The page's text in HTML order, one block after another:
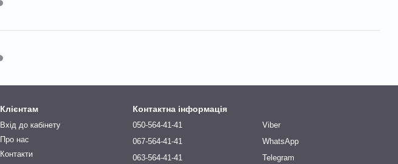
Клієнтам
Вхід до кабінету
Про нас
Контакти
Контактна інформація
050-564-41-41
067-564-41-41
063-564-41-41
Viber
WhatsApp
Telegram